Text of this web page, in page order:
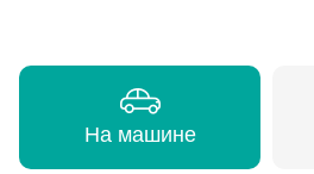
На машине